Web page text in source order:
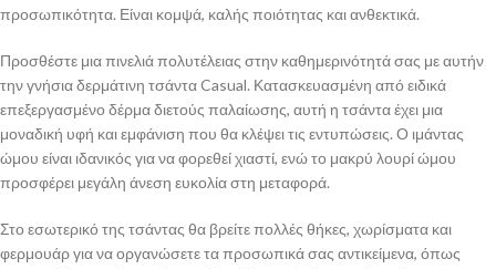
προσωπικότητα. Είναι κομψά, καλής ποιότητας και ανθεκτικά.
Προσθέστε μια πινελιά πολυτέλειας στην καθημερινότητά σας με αυτήν
την γνήσια δερμάτινη τσάντα Casual. Κατασκευασμένη από ειδικά
επεξεργασμένο δέρμα διετούς παλαίωσης, αυτή η τσάντα έχει μια
μοναδική υφή και εμφάνιση που θα κλέψει τις εντυπώσεις. Ο ιμάντας
ώμου είναι ιδανικός για να φορεθεί χιαστί, ενώ το μακρύ λουρί ώμου
προσφέρει μεγάλη άνεση ευκολία στη μεταφορά.
Στο εσωτερικό της τσάντας θα βρείτε πολλές θήκες, χωρίσματα και
φερμουάρ για να οργανώσετε τα προσωπικά σας αντικείμενα, όπως